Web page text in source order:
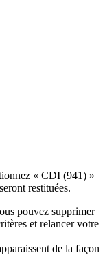
« CDI (941) »
restituées.
pouvez supprimer
et relancer votre
de la façon